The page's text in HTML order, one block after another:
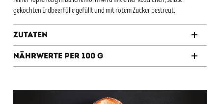
BROTWAY
NEWS
VIDEOS
gekochten Erdbeerfülle gefüllt und mit rotem Zucker bestreut.
Zutaten
Nährwerte per 100 g